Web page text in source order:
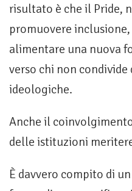
risultato è che il Pride,
promuovere
alimentare una nuova
verso chi non
ideologiche.
Anche il
delle istituzioni
È davvero compito di